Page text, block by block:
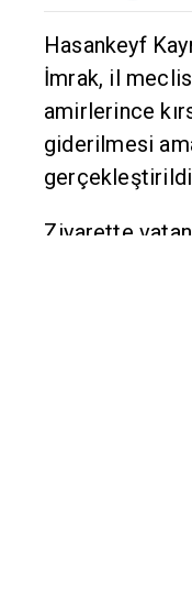
Hasankeyf
İmrak, il
amirlerince
giderilmesi
Ziyarette